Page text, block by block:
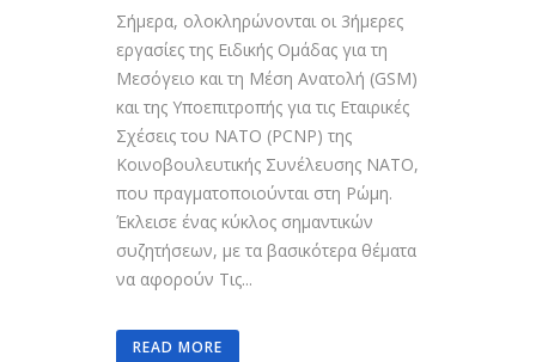
Σήμερα, ολοκληρώνονται οι 3ήμερες
εργασίες της Ειδικής Ομάδας για τη
Μεσόγειο και τη Μέση Ανατολή (GSM)
και της Υποεπιτροπής για τις Εταιρικές
Σχέσεις του ΝΑΤΟ (PCNP) της
Κοινοβουλευτικής Συνέλευσης ΝΑΤΟ,
που πραγματοποιούνται στη Ρώμη.
Έκλεισε ένας κύκλος σημαντικών
συζητήσεων, με τα βασικότερα θέματα
να αφορούν Τις...
READ MORE